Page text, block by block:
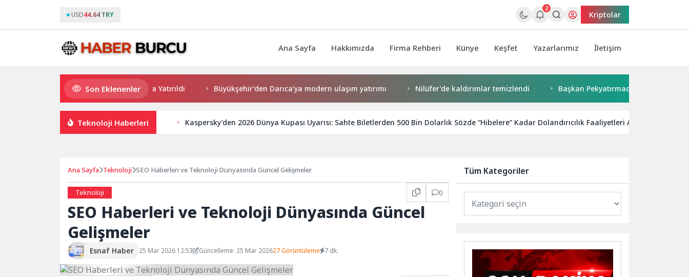
USD44.64 TRY
2
Kriptolar
Ana Sayfa Hakkımızda Firma Rehberi Künye Keşfet Yazarlarımız İletişim
Son Eklenenler
ve Yatırım Potansiyeli Masaya Yatırıldı Büyükşehir’den Darıca’ya modern ulaşım yatırımı Nilüfer’de kaldırımlar temizlendi Başkan Pekyatırmacı’dan Esnaf Ziyareti
Teknoloji Haberleri Kaspersky’den 2026 Dünya Kupası Uyarısı: Sahte Biletlerden 500 Bin Dolarlık Sözde “Hibelere” Kadar Dolandırıcılık Faaliyetleri Artışta
Ana Sayfa Teknoloji SEO Haberleri ve Teknoloji Dünyasında Güncel Gelişmeler
Teknoloji 0
SEO Haberleri ve Teknoloji Dünyasında Güncel
Gelişmeler
Esnaf Haber 25 Mar 2026 12:53 Güncelleme: 25 Mar 202627 Görüntüleme 7 dk.
Tüm Kategoriler